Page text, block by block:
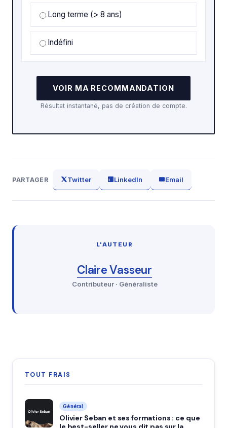
Long terme (> 8 ans)
Indéfini
VOIR MA RECOMMANDATION
Résultat instantané, pas de création de compte.
PARTAGER Twitter LinkedIn Email
L'AUTEUR
Claire Vasseur
Contributeur · Généraliste
TOUT FRAIS
Général
Olivier Seban et ses formations : ce que